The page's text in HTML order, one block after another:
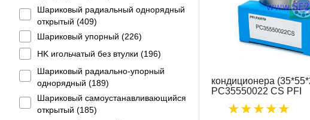
Шариковый радиальный однорядный
открытый (409)
Шариковый упорный (226)
HK игольчатый без втулки (196)
Шариковый радиально-упорный
однорядный (189)
Шариковый самоустанавливающийся
открытый (185)
кондиционера
PC35550022 CS PFI